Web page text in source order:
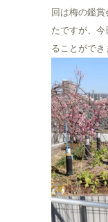
回は梅の鑑
たですが、
ることができ